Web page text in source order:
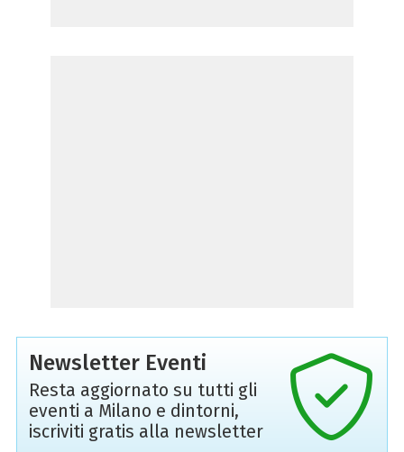
Newsletter Eventi
Resta aggiornato su tutti gli
eventi a Milano e dintorni,
iscriviti gratis alla newsletter